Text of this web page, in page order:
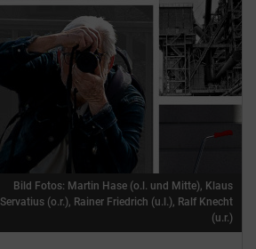
Bild Fotos: Martin Hase (o.l. und Mitte), Klaus
Servatius (o.r.), Rainer Friedrich (u.l.), Ralf Knecht
(u.r.)